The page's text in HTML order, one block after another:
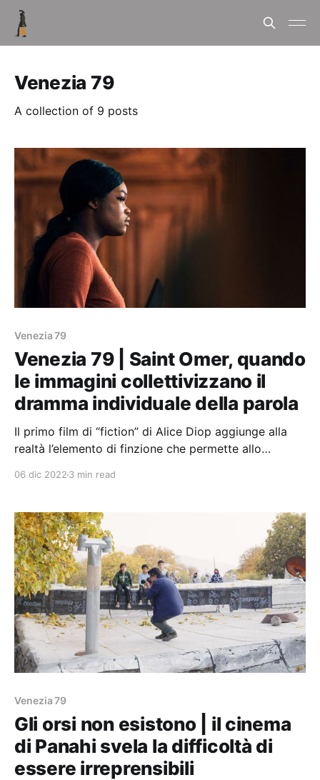
Venezia 79
A collection of 9 posts
Venezia 79
Venezia 79 | Saint Omer, quando
le immagini collettivizzano il
dramma individuale della parola
Il primo film di “fiction” di Alice Diop aggiunge alla
realtà l’elemento di finzione che permette allo
06 dic 2022 3 min read
Venezia 79
Gli orsi non esistono | il cinema
di Panahi svela la difficoltà di
essere irreprensibili